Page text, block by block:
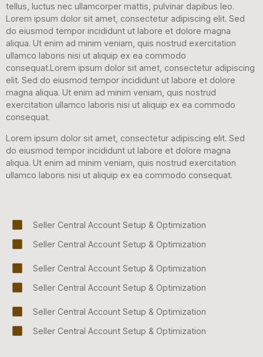
tellus, luctus nec ullamcorper mattis, pulvinar dapibus leo.
Lorem ipsum dolor sit amet, consectetur adipiscing elit. Sed
do eiusmod tempor incididunt ut labore et dolore magna
aliqua. Ut enim ad minim veniam, quis nostrud exercitation
ullamco laboris nisi ut aliquip ex ea commodo
consequat.Lorem ipsum dolor sit amet, consectetur adipiscing
elit. Sed do eiusmod tempor incididunt ut labore et dolore
magna aliqua. Ut enim ad minim veniam, quis nostrud
exercitation ullamco laboris nisi ut aliquip ex ea commodo
consequat.
Lorem ipsum dolor sit amet, consectetur adipiscing elit. Sed
do eiusmod tempor incididunt ut labore et dolore magna
aliqua. Ut enim ad minim veniam, quis nostrud exercitation
ullamco laboris nisi ut aliquip ex ea commodo consequat.
Seller Central Account Setup & Optimization
Seller Central Account Setup & Optimization
Seller Central Account Setup & Optimization
Seller Central Account Setup & Optimization
Seller Central Account Setup & Optimization
Seller Central Account Setup & Optimization